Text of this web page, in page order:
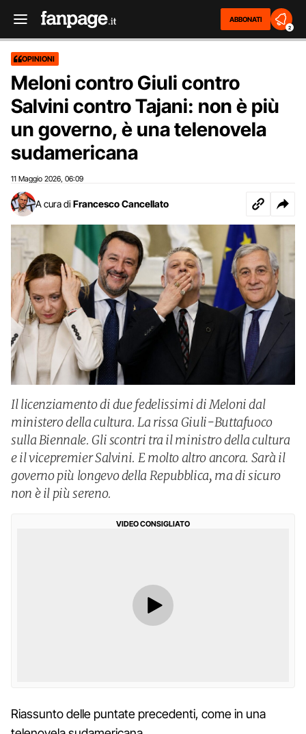
ABBONATI
2
OPINIONI
Meloni contro Giuli contro
Salvini contro Tajani: non è più
un governo, è una telenovela
sudamericana
11 Maggio 2026 06:09
A cura di Francesco Cancellato
Il licenziamento di due fedelissimi di Meloni dal
ministero della cultura. La rissa Giuli-Buttafuoco
sulla Biennale. Gli scontri tra il ministro della cultura
e il vicepremier Salvini. E molto altro ancora. Sarà il
governo più longevo della Repubblica, ma di sicuro
non è il più sereno.
VIDEO CONSIGLIATO
Riassunto delle puntate precedenti, come in una